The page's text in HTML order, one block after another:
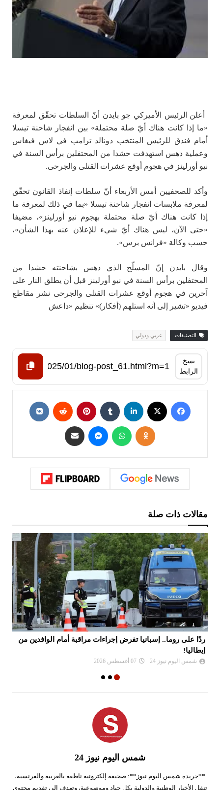
أعلن الرئيس الأميركي جو بايدن أنّ السلطات تحقّق لمعرفة
«ما إذا كانت هناك أيّ صلة محتملة» بين انفجار شاحنة تيسلا
أمام فندق للرئيس المنتخب دونالد ترامب في لاس فيغاس
وعملية دهس استهدفت حشدا من المحتفلين برأس السنة في
نيو أورلينز في هجوم أوقع عشرات القتلى والجرحى.
وأكد للصحفيين أمس الأربعاء أنّ سلطات إنفاذ القانون تحقّق
لمعرفة ملابسات انفجار شاحنة تيسلا «بما في ذلك لمعرفة ما
إذا كانت هناك أيّ صلة محتملة بهجوم نيو أورلينز»، مضيفا
«حتى الآن، ليس هناك أيّ شيء للإعلان عنه بهذا الشأن»،
حسب وكالة «فرانس برس».
وقال بايدن إنّ المسلّح الذي دهس بشاحنته حشدا من
المحتفلين برأس السنة في نيو أورلينز قبل أن يطلق النار على
آخرين في هجوم أوقع عشرات القتلى والجرحى نشر مقاطع
فيديو «تشير إلى أنه استلهم (أفكار)» تنظيم «داعش
التصنيفات: عربي ودولي
نسخ
الرابط
مقالات ذات صلة
ردًا على روما.. إسبانيا تفرض إجراءات مراقبة أمام الوافدين من
إيطاليا!
شمس اليوم نيوز 24 07 أغسطس 2026
شمس اليوم نيوز 24
**جريدة شمس اليوم نيوز**: صحيفة إلكترونية ناطقة بالعربية والفرنسية،
تنقل الأخبار الوطنية والدولية بكل حياد وموضوعية، وتهدف إلى تقديم محتوى